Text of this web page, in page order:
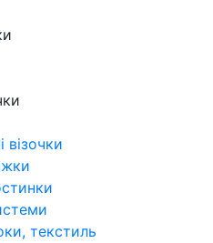
візочки
текстиль